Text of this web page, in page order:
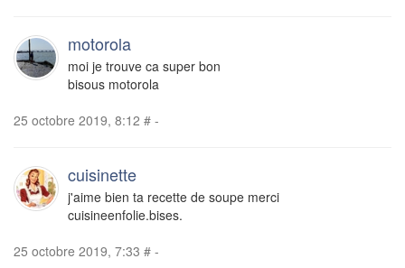
motorola
moi je trouve ca super bon
bisous motorola
25 octobre 2019, 8:12 # -
cuisinette
j'aime bien ta recette de soupe merci
cuisineenfolie.bises.
25 octobre 2019, 7:33 # -